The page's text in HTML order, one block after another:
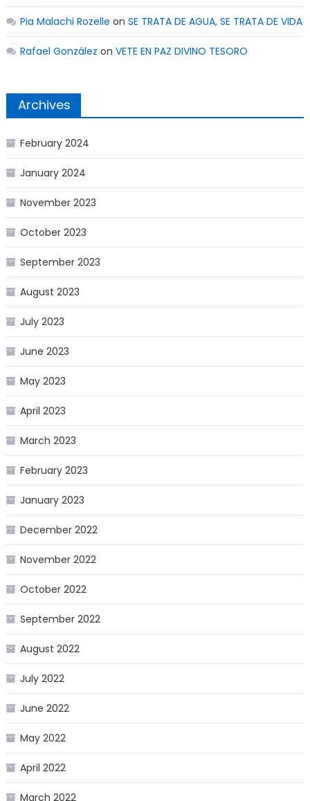
Pia Malachi Rozelle on SE TRATA DE AGUA, SE TRATA DE VIDA
Rafael González on VETE EN PAZ DIVINO TESORO
Archives
February 2024
January 2024
November 2023
October 2023
September 2023
August 2023
July 2023
June 2023
May 2023
April 2023
March 2023
February 2023
January 2023
December 2022
November 2022
October 2022
September 2022
August 2022
July 2022
June 2022
May 2022
April 2022
March 2022